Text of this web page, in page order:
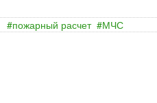
пожарный расчет МЧС